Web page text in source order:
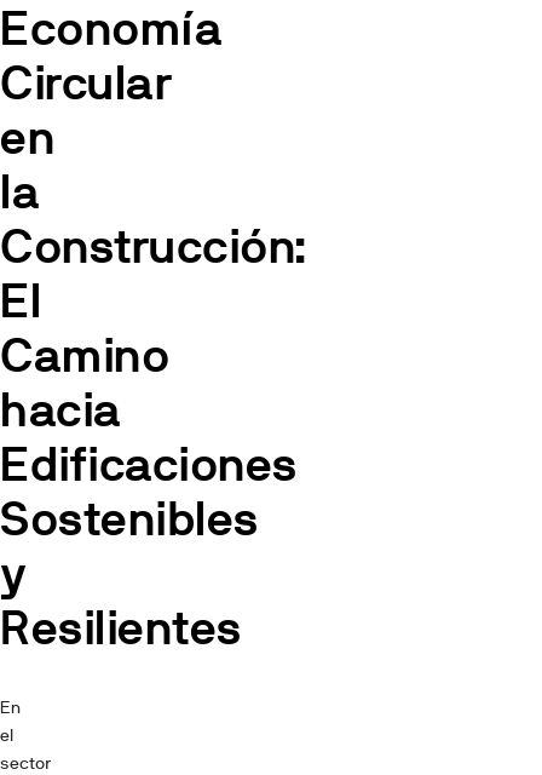
Economía
Circular
en
la
Construcción:
El
Camino
hacia
Edificaciones
Sostenibles
y
Resilientes
En
el
sector